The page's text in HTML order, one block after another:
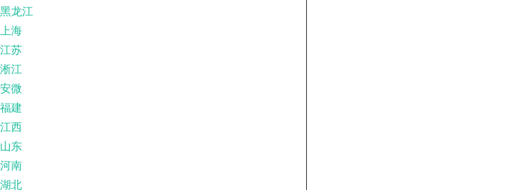
黑龙江
上海
江苏
淅江
安微
福建
江西
山东
河南
湖北